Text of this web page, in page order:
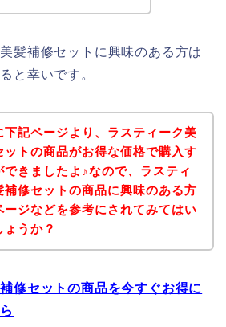
髪補修セットに興味のある方は
と幸いです。
下記ページより、ラスティーク美
ットの商品がお得な価格で購入す
できましたよ♪なので、ラスティ
補修セットの商品に興味のある方
ージなどを参考にされてみてはい
ょうか？
修セットの商品を今すぐお得に